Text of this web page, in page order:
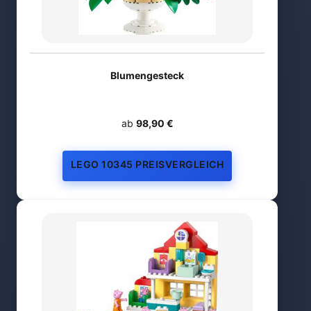
Blumengesteck
ab 98,90 €
LEGO 10345 PREISVERGLEICH